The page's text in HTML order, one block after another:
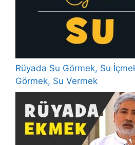
Rüyada Su Görmek, Su
Görmek, Su Vermek